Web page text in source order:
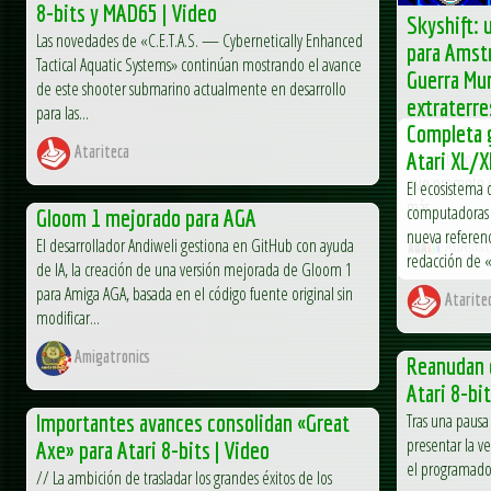
Skyshift:
para
Guerra
El
presentado
que promete
más...
8-bits y MAD65 | Video
Las novedades de «C.E.T.A.S. — Cybernetically Enhanced
Tactical Aquatic Systems» continúan mostrando el avance
de este shooter submarino actualmente en desarrollo
para las...
Atariteca
Completa
Atari XL/
El
nueva
redacción de
Gloom 1 mejorado para AGA
El desarrollador Andiweli gestiona en GitHub con ayuda
de IA, la creación de una versión mejorada de Gloom 1
para Amiga AGA, basada en el código fuente original sin
modificar...
Amigatronics
Atari 8-
Tras una
presentar la
el
Importantes avances consolidan «Great
Axe» para Atari 8-bits | Video
// La ambición de trasladar los grandes éxitos de los